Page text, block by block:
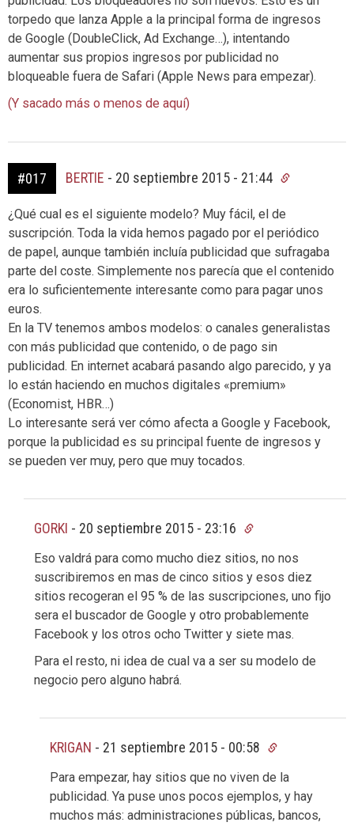
torpedo que lanza Apple a la principal forma de ingresos
de Google (DoubleClick, Ad Exchange…), intentando
aumentar sus propios ingresos por publicidad no
bloqueable fuera de Safari (Apple News para empezar).
(Y sacado más o menos de aquí)
#017 BERTIE - 20 septiembre 2015 - 21:44
¿Qué cual es el siguiente modelo? Muy fácil, el de
suscripción. Toda la vida hemos pagado por el periódico
de papel, aunque también incluía publicidad que sufragaba
parte del coste. Simplemente nos parecía que el contenido
era lo suficientemente interesante como para pagar unos
euros.
En la TV tenemos ambos modelos: o canales generalistas
con más publicidad que contenido, o de pago sin
publicidad. En internet acabará pasando algo parecido, y ya
lo están haciendo en muchos digitales «premium»
(Economist, HBR…)
Lo interesante será ver cómo afecta a Google y Facebook,
porque la publicidad es su principal fuente de ingresos y
se pueden ver muy, pero que muy tocados.
GORKI - 20 septiembre 2015 - 23:16
Eso valdrá para como mucho diez sitios, no nos
suscribiremos en mas de cinco sitios y esos diez
sitios recogeran el 95 % de las suscripciones, uno fijo
sera el buscador de Google y otro probablemente
Facebook y los otros ocho Twitter y siete mas.
Para el resto, ni idea de cual va a ser su modelo de
negocio pero alguno habrá.
KRIGAN - 21 septiembre 2015 - 00:58
Para empezar, hay sitios que no viven de la
publicidad. Ya puse unos pocos ejemplos, y hay
muchos más: administraciones públicas, bancos,